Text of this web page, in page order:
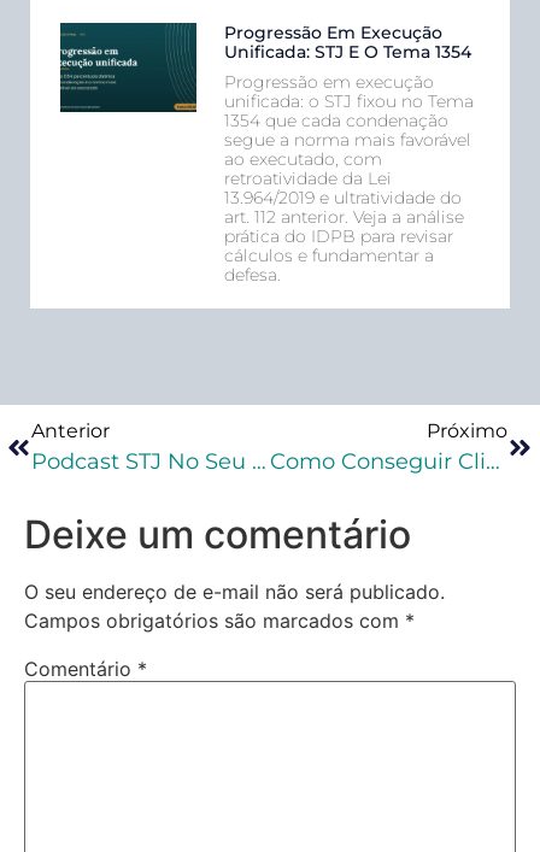
Progressão Em Execução
Unificada: STJ E O Tema 1354
Progressão em execução
unificada: o STJ fixou no Tema
1354 que cada condenação
segue a norma mais favorável
ao executado, com
retroatividade da Lei
13.964/2019 e ultratividade do
art. 112 anterior. Veja a análise
prática do IDPB para revisar
cálculos e fundamentar a
defesa.
Anterior
Podcast STJ No Seu Dia Fala Da Compensação Entre Agravantes E Atenuantes No Cálculo Da Pena
Próximo
Como Conseguir Clientes Na Advocacia Criminal?
Deixe um comentário
O seu endereço de e-mail não será publicado.
Campos obrigatórios são marcados com *
Comentário *